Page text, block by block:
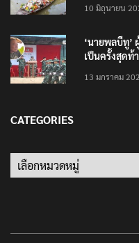
10 มิถุนายน
‘นายพลบีทู’
เป็นครั้งสุดท้
13 มกราคม
CATEGORIES
Categories